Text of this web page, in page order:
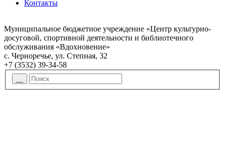
Контакты
Муниципальное бюджетное учреждение «Центр культурно-
досуговой, спортивной деятельности и библиотечного
обслуживания «Вдохновение»
с. Черноречье, ул. Степная, 32
+7 (3532) 39-34-58